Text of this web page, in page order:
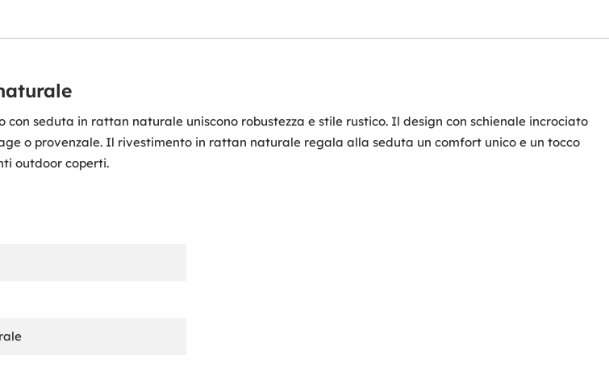
seduta in rattan naturale uniscono robustezza e stile rustico. Il design con schienale incrociato
o provenzale. Il rivestimento in rattan naturale regala alla seduta un comfort unico e un tocco
outdoor coperti.